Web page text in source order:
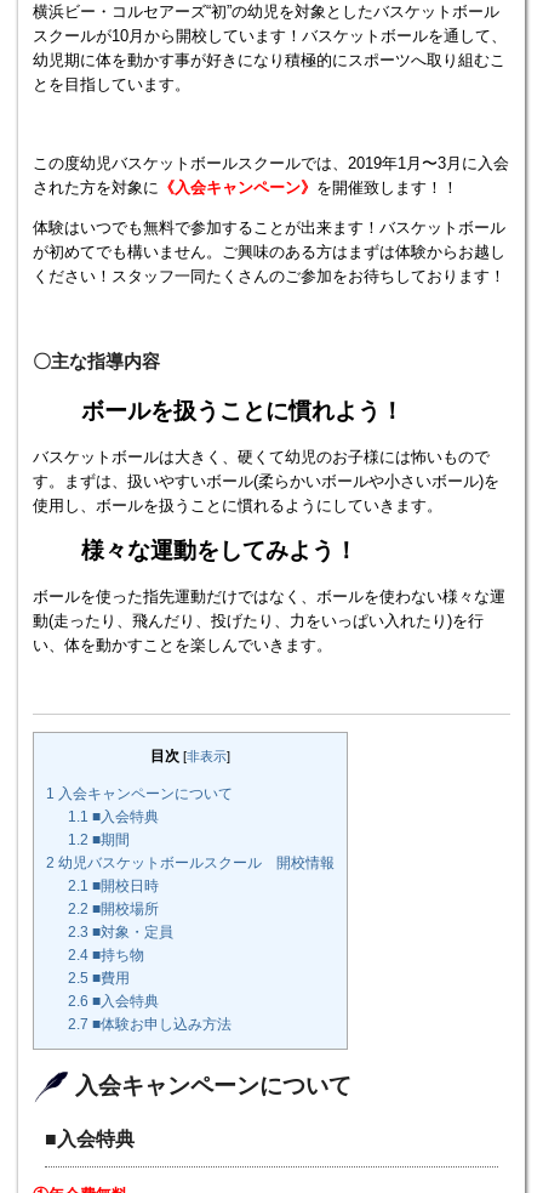
横浜ビー・コルセアーズ“初”の幼児を対象としたバスケットボール
スクールが10月から開校しています！バスケットボールを通して、
幼児期に体を動かす事が好きになり積極的にスポーツへ取り組むこ
とを目指しています。
この度幼児バスケットボールスクールでは、2019年1月〜3月に入会
された方を対象に 《入会キャンペーン》 を開催致します！！
体験はいつでも無料で参加することが出来ます！バスケットボール
が初めてでも構いません。ご興味のある方はまずは体験からお越し
ください！スタッフ一同たくさんのご参加をお待ちしております！
〇主な指導内容
ボールを扱うことに慣れよう！
バスケットボールは大きく、硬くて幼児のお子様には怖いもので
す。まずは、扱いやすいボール(柔らかいボールや小さいボール)を
使用し、ボールを扱うことに慣れるようにしていきます。
様々な運動をしてみよう！
ボールを使った指先運動だけではなく、ボールを使わない様々な運
動(走ったり、飛んだり、投げたり、力をいっぱい入れたり)を行
い、体を動かすことを楽しんでいきます。
目次 [非表示]
1
入会キャンペーンについて
1.1 ■入会特典
1.2 ■期間
2 幼児バスケットボールスクール 開校情報
2.1 ■開校日時
2.2 ■開校場所
2.3 ■対象・定員
2.4 ■持ち物
2.5 ■費用
2.6 ■入会特典
2.7 ■体験お申し込み方法
入会キャンペーンについて
■入会特典